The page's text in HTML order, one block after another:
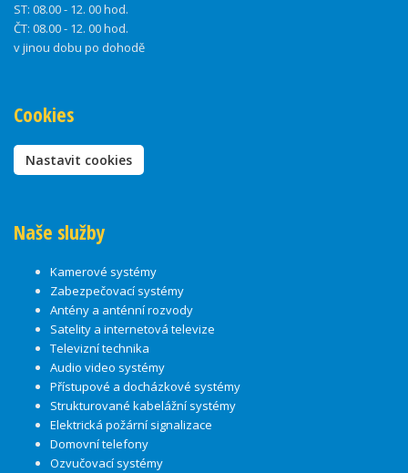
ST: 08.00 - 12. 00 hod.
ČT: 08.00 - 12. 00 hod.
v jinou dobu po dohodě
Cookies
Nastavit cookies
Naše služby
Kamerové systémy
Zabezpečovací systémy
Antény a anténní rozvody
Satelity a internetová televize
Televizní technika
Audio video systémy
Přístupové a docházkové systémy
Strukturované kabelážní systémy
Elektrická požární signalizace
Domovní telefony
Ozvučovací systémy